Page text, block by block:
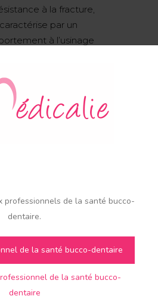
professionnels de la santé bucco-
dentaire.
de la santé bucco-dentaire
de la santé bucco-
dentaire
à la fracture,
par un
à l’usinage
technologie
permettent
esthétiques
Usage:
Document :